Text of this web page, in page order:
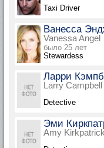
Taxi Driver
Ванесса
Vanessa Angel
было 25 лет
Stewardess
Ларри
Larry Campbell
Detective
Эми
Amy